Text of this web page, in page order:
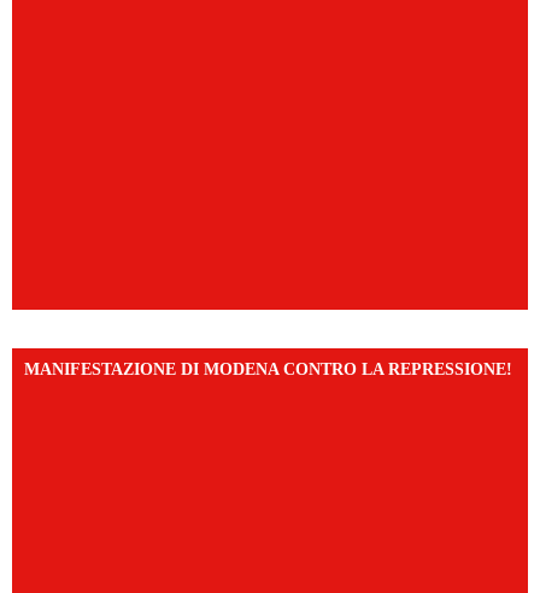
MANIFESTAZIONE DI MODENA CONTRO LA REPRESSIONE!